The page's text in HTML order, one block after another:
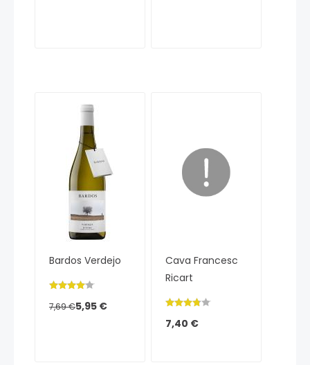
Bardos Verdejo
7,69 €5,95 €
Cava Francesc
Ricart
7,40 €